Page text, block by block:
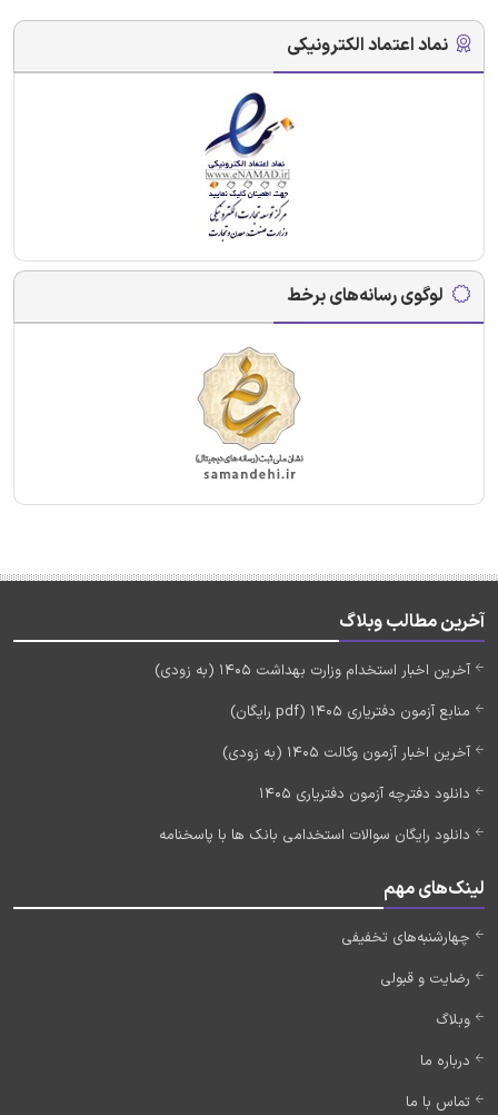
نماد اعتماد الکترونیکی
لوگوی رسانه‌های برخط
آخرین مطالب وبلاگ
آخرین اخبار استخدام وزارت بهداشت 1405 (به زودی)
منابع آزمون دفتریاری 1405 (pdf رایگان)
آخرین اخبار آزمون وکالت 1405 (به زودی)
دانلود دفترچه آزمون دفتریاری 1405
دانلود رایگان سوالات استخدامی بانک ها با پاسخنامه
لینک‌های مهم
چهارشنبه‌های تخفیفی
رضایت و قبولی
وبلاگ
درباره ما
تماس با ما